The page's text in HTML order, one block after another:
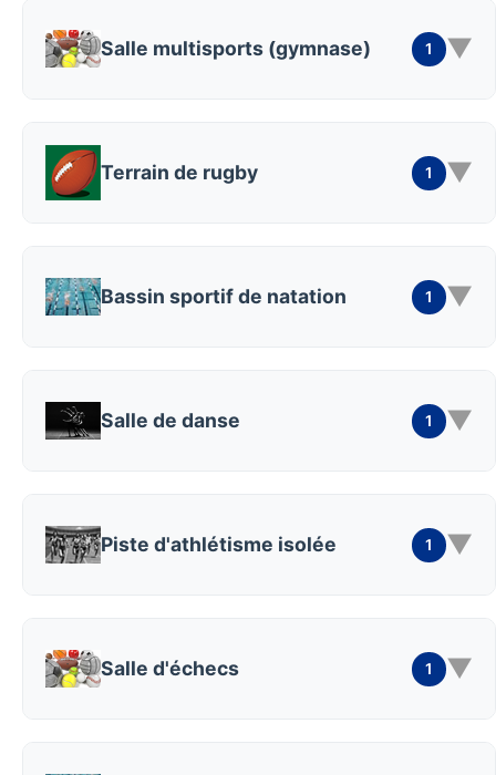
Salle multisports (gymnase) 1 ▼
Terrain de rugby 1 ▼
Bassin sportif de natation 1 ▼
Salle de danse 1 ▼
Piste d'athlétisme isolée 1 ▼
Salle d'échecs 1 ▼